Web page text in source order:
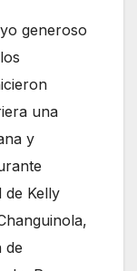
generoso
una
y
de Kelly
de